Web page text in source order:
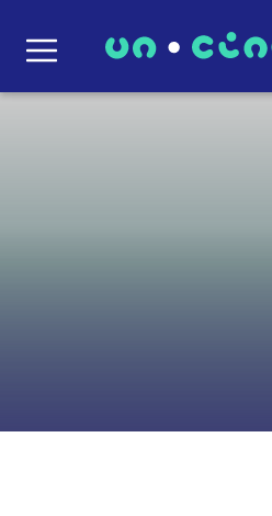
Le
qui créent le